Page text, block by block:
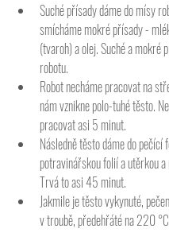
Suché přísady dáme do mísy
smícháme mokré přísady -
(tvaroh) a olej. Suché a mokré
robotu.
Robot necháme pracovat na
nám vznikne polo-tuhé těsto.
pracovat asi 5 minut.
Následně těsto dáme do pečící
potravinářskou folií a utěrkou a
Trvá to asi 45 minut.
Jakmile je těsto vykynuté,
v troubě, předehřáté na 220